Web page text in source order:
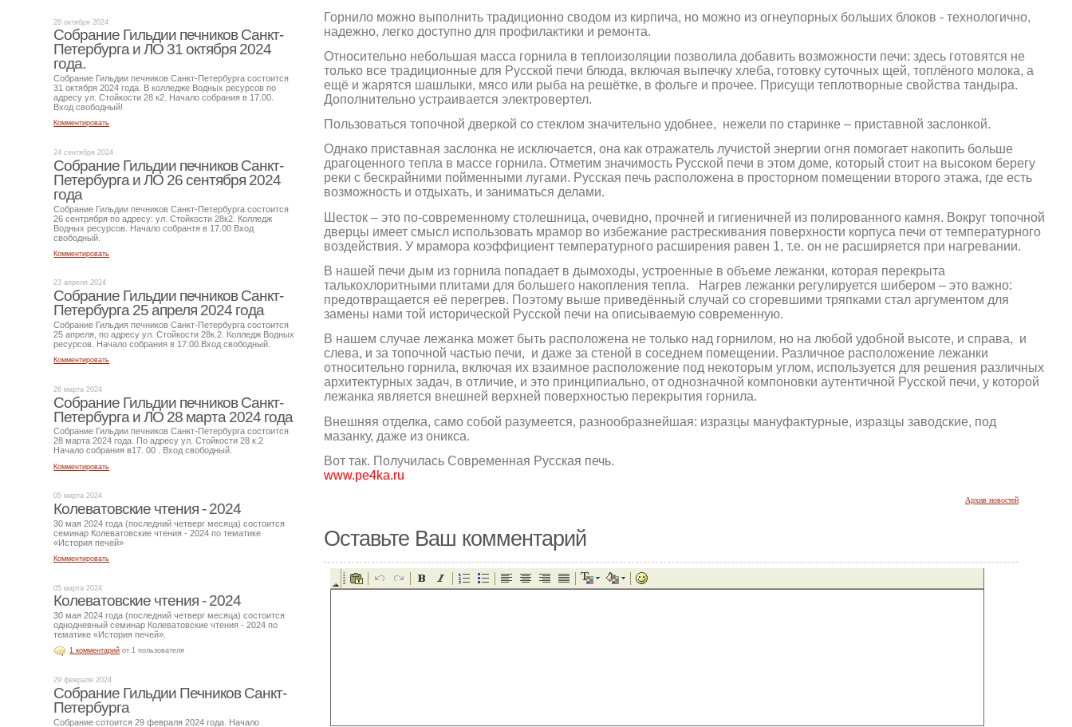
Горнило можно выполнить традиционно сводом из кирпича, но можно из огнеупорных больших блоков - технологично,
надежно, легко доступно для профилактики и ремонта.
Относительно небольшая масса горнила в теплоизоляции позволила добавить возможности печи: здесь готовятся не
только все традиционные для Русской печи блюда, включая выпечку хлеба, готовку суточных щей, топлёного молока, а
ещё и жарятся шашлыки, мясо или рыба на решётке, в фольге и прочее. Присущи теплотворные свойства тандыра.
Дополнительно устраивается электровертел.
Пользоваться топочной дверкой со стеклом значительно удобнее, нежели по старинке – приставной заслонкой.
Однако приставная заслонка не исключается, она как отражатель лучистой энергии огня помогает накопить больше
драгоценного тепла в массе горнила. Отметим значимость Русской печи в этом доме, который стоит на высоком берегу
реки с бескрайними пойменными лугами. Русская печь расположена в просторном помещении второго этажа, где есть
возможность и отдыхать, и заниматься делами.
Шесток – это по-современному столешница, очевидно, прочней и гигиеничней из полированного камня. Вокруг топочной
дверцы имеет смысл использовать мрамор во избежание растрескивания поверхности корпуса печи от температурного
воздействия. У мрамора коэффициент температурного расширения равен 1, т.е. он не расширяется при нагревании.
В нашей печи дым из горнила попадает в дымоходы, устроенные в объеме лежанки, которая перекрыта
талькохлоритными плитами для большего накопления тепла. Нагрев лежанки регулируется шибером – это важно:
предотвращается её перегрев. Поэтому выше приведённый случай со сгоревшими тряпками стал аргументом для
замены нами той исторической Русской печи на описываемую современную.
В нашем случае лежанка может быть расположена не только над горнилом, но на любой удобной высоте, и справа, и
слева, и за топочной частью печи, и даже за стеной в соседнем помещении. Различное расположение лежанки
относительно горнила, включая их взаимное расположение под некоторым углом, используется для решения различных
архитектурных задач, в отличие, и это принципиально, от однозначной компоновки аутентичной Русской печи, у которой
лежанка является внешней верхней поверхностью перекрытия горнила.
Внешняя отделка, само собой разумеется, разнообразнейшая: изразцы мануфактурные, изразцы заводские, под
мазанку, даже из оникса.
Вот так. Получилась Современная Русская печь.
www.pe4ka.ru
Архив новостей
Оставьте Ваш комментарий
28 октября 2024
Собрание Гильдии печников Санкт-
Петербурга и ЛО 31 октября 2024
года.
Собрание Гильдии печников Санкт-Петербурга состоится
31 октября 2024 года. В колледже Водных ресурсов по
адресу ул. Стойкости 28 к2. Начало собрания в 17.00.
Вход свободный!
Комментировать
24 сентября 2024
Собрание Гильдии печников Санкт-
Петербурга и ЛО 26 сентября 2024
года
Собрание Гильдии печников Санкт-Петербурга состоится
26 сентрября по адресу: ул. Стойкости 28к2. Колледж
Водных ресурсов. Начало собрантя в 17.00 Вход
свободный.
Комментировать
23 апреля 2024
Собрание Гильдии печников Санкт-
Петербурга 25 апреля 2024 года
Собрание Гильдия печников Санкт-Петербурга состоится
25 апреля, по адресу ул. Стойкости 28к.2. Колледж Водных
ресурсов. Начало собрания в 17.00.Вход свободный.
Комментировать
26 марта 2024
Собрание Гильдии печников Санкт-
Петербурга и ЛО 28 марта 2024 года
Собрание Гильдии печников Санкт-Петербурга состоится
28 марта 2024 года. По адресу ул. Стойкости 28 к.2
Начало собрания в17. 00 . Вход свободный.
Комментировать
05 марта 2024
Колеватовские чтения - 2024
30 мая 2024 года (последний четверг месяца) состоится
семинар Колеватовские чтения - 2024 по тематике
«История печей»
Комментировать
05 марта 2024
Колеватовские чтения - 2024
30 мая 2024 года (последний четверг месяца) состоится
однодневный семинар Колеватовские чтения - 2024 по
тематике «История печей».
1 комментарий от 1 пользователя
29 февраля 2024
Собрание Гильдии Печников Санкт-
Петербурга
Собрание сотоится 29 февраля 2024 года. Начало